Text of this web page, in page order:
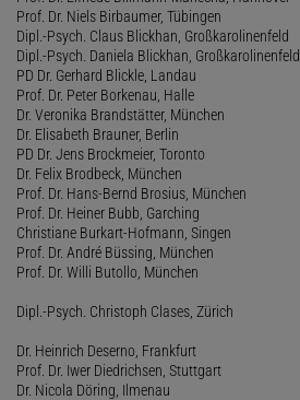
Prof. Dr. Niels Birbaumer, Tübingen
Dipl.-Psych. Claus Blickhan, Großkarolinenfeld
Dipl.-Psych. Daniela Blickhan, Großkarolinenfeld
PD Dr. Gerhard Blickle, Landau
Prof. Dr. Peter Borkenau, Halle
Dr. Veronika Brandstätter, München
Dr. Elisabeth Brauner, Berlin
PD Dr. Jens Brockmeier, Toronto
Dr. Felix Brodbeck, München
Prof. Dr. Hans-Bernd Brosius, München
Prof. Dr. Heiner Bubb, Garching
Christiane Burkart-Hofmann, Singen
Prof. Dr. André Büssing, München
Prof. Dr. Willi Butollo, München
Dipl.-Psych. Christoph Clases, Zürich
Dr. Heinrich Deserno, Frankfurt
Prof. Dr. Iwer Diedrichsen, Stuttgart
Dr. Nicola Döring, Ilmenau